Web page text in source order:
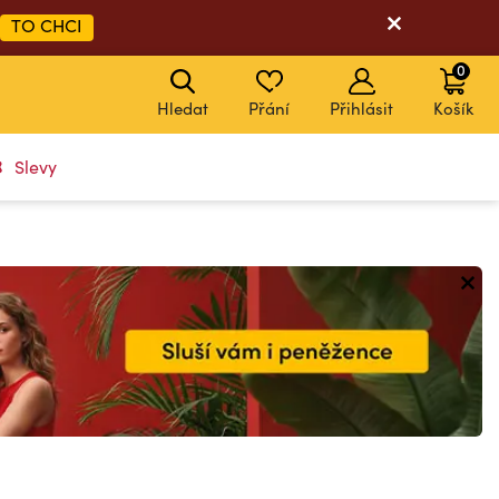
TO CHCI
Slevy
Hledat Přání Přihlásit Košík
0